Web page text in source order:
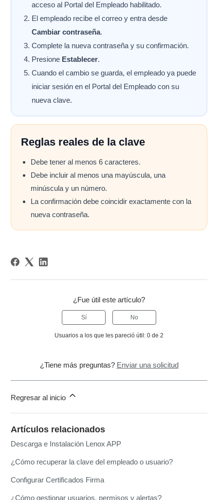
acceso al Portal del Empleado habilitado.
El empleado recibe el correo y entra desde
Cambiar contraseña.
Complete la nueva contraseña y su confirmación.
Presione Establecer.
Cuando el cambio se guarda, el empleado ya puede
iniciar sesión en el Portal del Empleado con su
nueva clave.
Reglas reales de la clave
Debe tener al menos 6 caracteres.
Debe incluir al menos una mayúscula, una
minúscula y un número.
La confirmación debe coincidir exactamente con la
nueva contraseña.
¿Fue útil este artículo?
Sí No
Usuarios a los que les pareció útil: 0 de 2
¿Tiene más preguntas? Enviar una solicitud
Regresar al inicio
Artículos relacionados
Descarga e Instalación Lenox APP
¿Cómo recuperar la clave del empleado o usuario?
Configurar Certificados Firma
¿Cómo gestionar usuarios, permisos y alertas?